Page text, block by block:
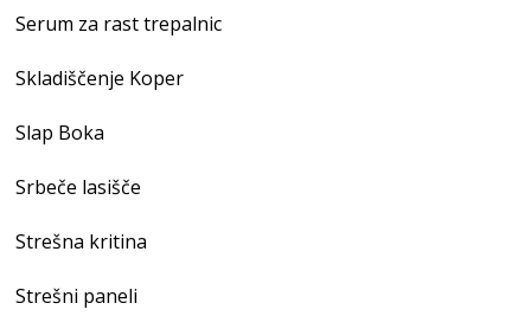
Serum za rast trepalnic
Skladiščenje Koper
Slap Boka
Srbeče lasišče
Strešna kritina
Strešni paneli